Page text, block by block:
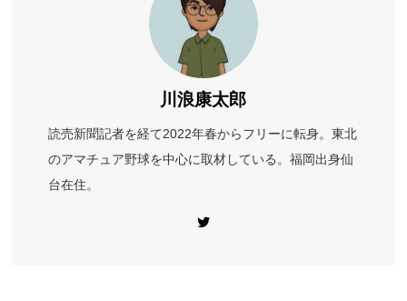
川浪康太郎
読売新聞記者を経て2022年春からフリーに転身。東北
のアマチュア野球を中心に取材している。福岡出身仙
台在住。